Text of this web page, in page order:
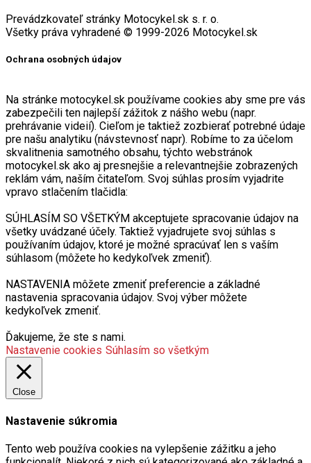
Prevádzkovateľ stránky Motocykel.sk s. r. o.
Všetky práva vyhradené © 1999-2026 Motocykel.sk
Ochrana osobných údajov
Na stránke motocykel.sk používame cookies aby sme pre vás
zabezpečili ten najlepší zážitok z nášho webu (napr.
prehrávanie videií). Cieľom je taktiež zozbierať potrebné údaje
pre našu analytiku (návstevnosť napr). Robíme to za účelom
skvalitnenia samotného obsahu, týchto webstránok
motocykel.sk ako aj presnejšie a relevantnejšie zobrazených
reklám vám, naším čitateľom. Svoj súhlas prosím vyjadrite
vpravo stlačením tlačidla:
SÚHLASÍM SO VŠETKÝM akceptujete spracovanie údajov na
všetky uvádzané účely. Taktiež vyjadrujete svoj súhlas s
používaním údajov, ktoré je možné spracúvať len s vaším
súhlasom (môžete ho kedykoľvek zmeniť).
NASTAVENIA môžete zmeniť preferencie a základné
nastavenia spracovania údajov. Svoj výber môžete
kedykoľvek zmeniť.
Ďakujeme, že ste s nami.
Nastavenie cookies Súhlasím so všetkým
Close
Nastavenie súkromia
Tento web používa cookies na vylepšenie zážitku a jeho